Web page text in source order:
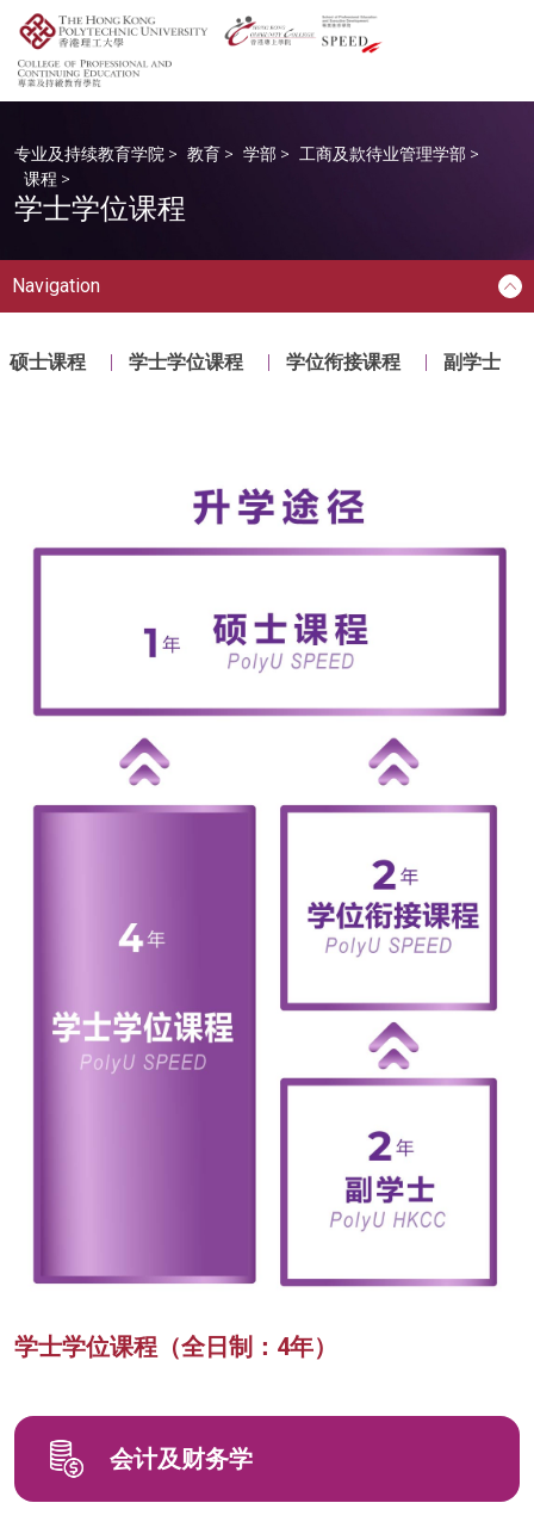
专业及持续教育学院 > 教育 > 学部 > 工商及款待业管理学部 >
课程 >
学士学位课程
Navigation
硕士课程 学士学位课程 学位衔接课程 副学士
学士学位课程（全日制：4年）
会计及财务学